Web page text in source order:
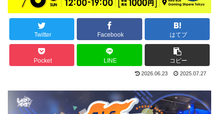
Twitter Facebook はてブ
Pocket LINE コピー
2026.06.23 2025.07.27